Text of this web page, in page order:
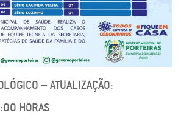
– ATUALIZAÇÃO:
HORAS